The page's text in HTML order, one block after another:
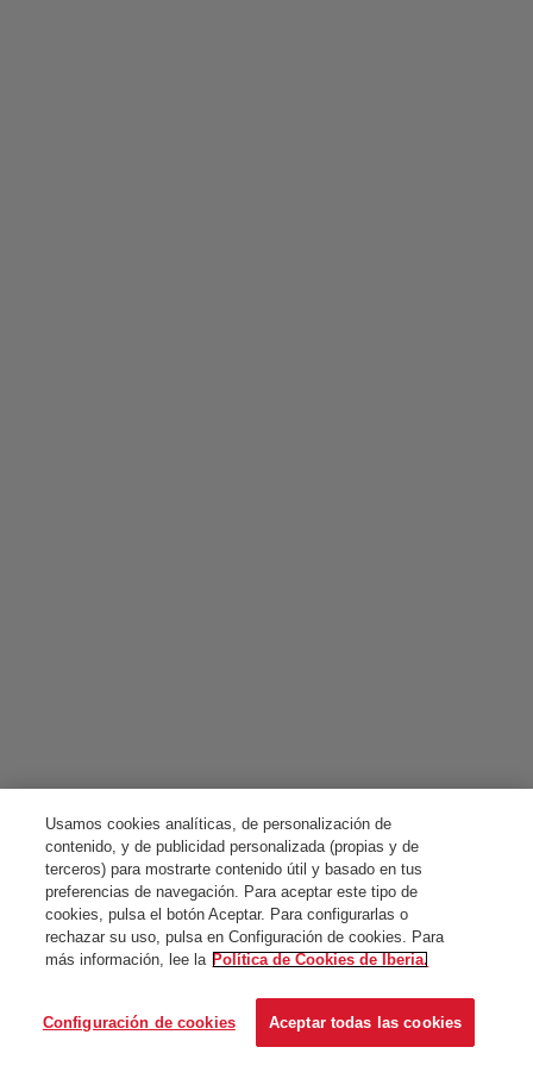
Usamos cookies analíticas, de personalización de
contenido, y de publicidad personalizada (propias y de
terceros) para mostrarte contenido útil y basado en tus
preferencias de navegación. Para aceptar este tipo de
cookies, pulsa el botón Aceptar. Para configurarlas o
rechazar su uso, pulsa en Configuración de cookies. Para
más información, lee la Política de Cookies de Iberia.
Configuración de cookies Aceptar todas las cookies